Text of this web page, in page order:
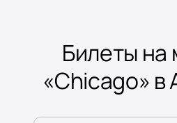
Билеты на
«Chicago» в